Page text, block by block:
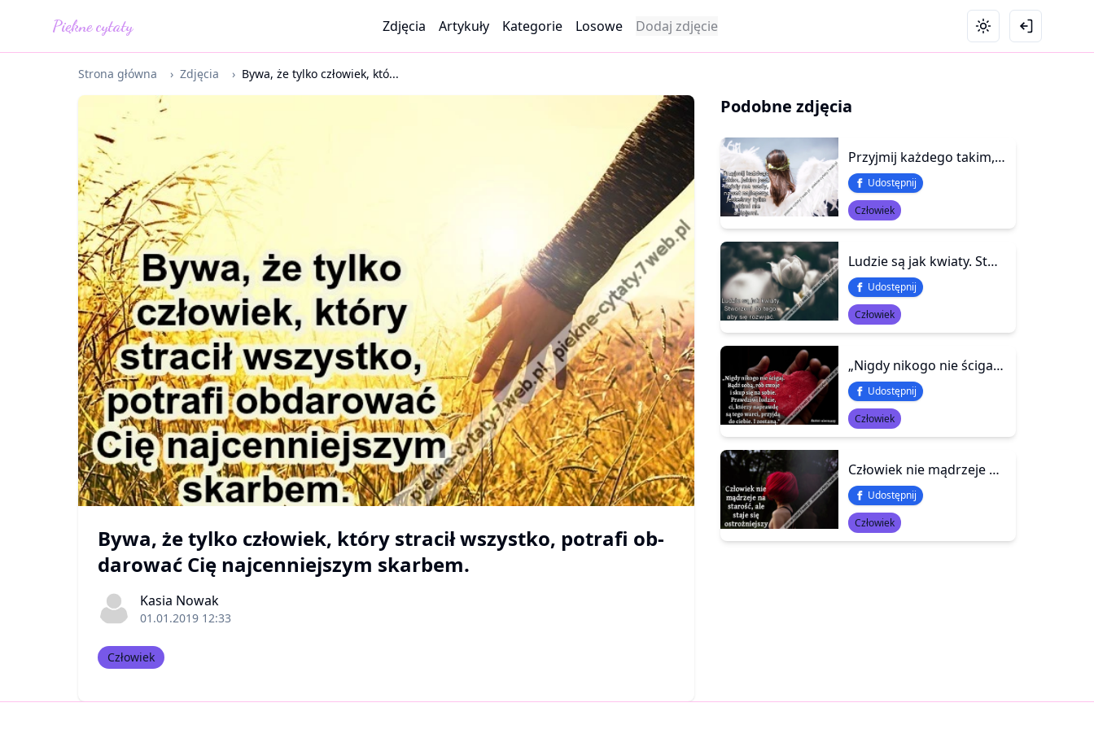
Piękne cytaty Zdjęcia Artykuły Kategorie Losowe Dodaj zdjęcie
Strona główna › Zdjęcia › By­wa, że tyl­ko człowiek, któ...
By­wa, że tyl­ko człowiek, który stra­cił wszys­tko, pot­ra­fi ob­
da­rować Cię naj­cenniej­szym skarbem.
Kasia Nowak
01.01.2019 12:33
Człowiek
Podobne zdjęcia
Przyjmij każdego takim, jakim jest. Każdy ma wady, nawet najlepszy. Jesteśmy tylko ludźmi nie aniołami.
Udostępnij
Człowiek
Ludzie są jak kwiaty. Stworzeni do tego, aby się rozwijać.
Udostępnij
Człowiek
„Nigdy nikogo nie ścigaj. Bądź sobą, rób swoje i skup się na sobie. Prawdziwi ludzie, ci, którzy naprawdę są tego warci, przyjdą do ciebie. I zostaną.”
Udostępnij
Człowiek
Człowiek nie mądrzeje na starość, ale staje się ostrożniejszy
Udostępnij
Człowiek